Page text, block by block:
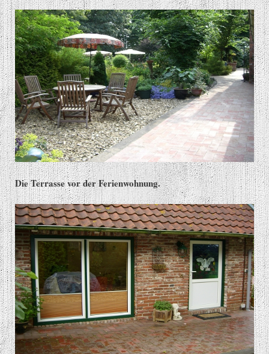
Die Terrasse vor der Ferienwohnung.